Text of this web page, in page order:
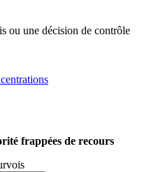
ou une décision de contrôle
frappées de recours